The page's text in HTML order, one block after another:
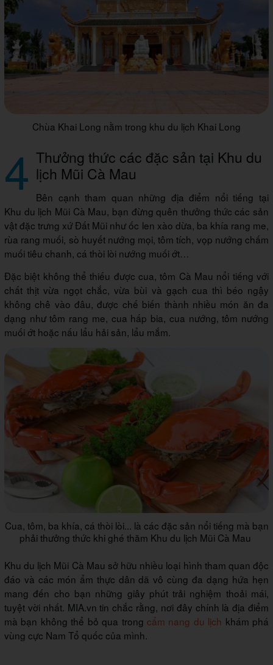
Chùa Khai Long nằm trong khu du lịch Khai Long
4 Thưởng thức các đặc sản tại Khu du
lịch Mũi Cà Mau
Bên cạnh tham quan những địa điểm nổi tiếng tại
Khu du lịch Mũi Cà Mau, bạn đừng quên thưởng thức các sản
vật đặc trưng xứ Đất Mũi như ốc len xào dừa, ba khía rang me,
rùa rang muối, sò huyết nướng mọi, tôm tích, vọp nướng chấm
muối tiêu chanh, cá thòi lòi nướng muối ớt…
Đặc biệt không thể thiếu được cua, tôm Cà Mau nổi tiếng với
chất thịt vừa ngọt chắc, vừa bùi và gạch cua thì béo ngậy
không chê vào đâu, được chế biến thành nhiều món ăn đa
dạng như tôm rang me, cua hấp bia, cua nướng, tôm nướng
muối ớt hoặc nấu lẩu hải sản, lẩu mắm.
Cua, tôm, ba khía, cá thòi lòi... là các đặc sản nổi tiếng mà bạn
phải thưởng thức khi ghé thăm Khu du lịch Mũi Cà Mau
Khu du lịch Mũi Cà Mau sở hữu nhiều loại hình tham quan độc
đáo và các món ẩm thực dân dã vô cùng đa dạng hứa hẹn
mang đến cho bạn những giây phút trải nghiệm thoải mái,
tuyệt vời nhất. MIA.vn tin chắc rằng, nơi đây chính là địa điểm
mà bạn không thể bỏ qua trong cẩm nang du lịch khám phá
vùng cực Nam Tổ quốc của mình.